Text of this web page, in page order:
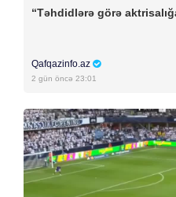
“Təhdidlərə görə
Qafqazinfo.az
2 gün öncə 23:01